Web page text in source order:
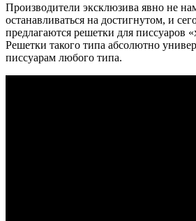
Производители эксклюзива явно не
останавливаться на достигнутом, и
предлагаются решетки для писсуаров
Решетки такого типа абсолютно
писсуарам любого типа.